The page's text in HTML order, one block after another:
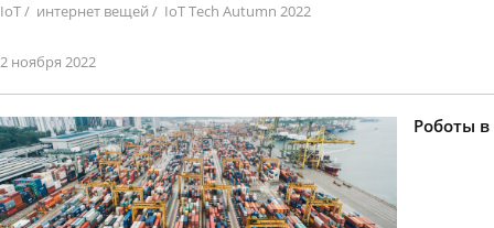
IoT/ интернет вещей / IoT Tech Autumn 2022
2 ноября 2022
Роботы в